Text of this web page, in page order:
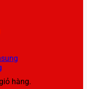
hàng.